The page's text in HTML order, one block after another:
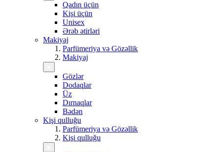
Qadın üçün
Kişi üçün
Unisex
Ərəb ətirləri
Makiyaj
Parfümeriya və Gözəllik
Makiyaj
Gözlər
Dodaqlar
Üz
Dırnaqlar
Bədən
Kişi qulluğu
Parfümeriya və Gözəllik
Kişi qulluğu